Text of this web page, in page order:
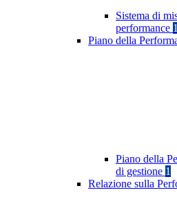
Sistema di
performance 1
Piano della
Piano della
di gestione 1
Relazione sulla